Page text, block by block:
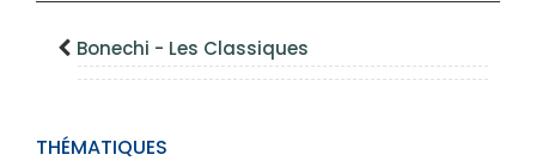
Bonechi - Les Classiques
THÉMATIQUES